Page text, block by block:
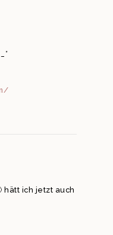
hätt ich jetzt auch